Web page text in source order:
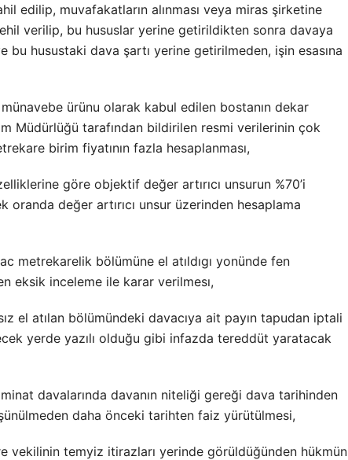
edilip, muvafakatların alınması veya miras şirketine
verilip, bu hususlar yerine getirildikten sonra davaya
husustaki dava şartı yerine getirilmeden, işin esasına
ürünu olarak kabul edilen bostanın dekar
Müdürlüğü tarafından bildirilen resmi verilerinin çok
birim fiyatının fazla hesaplanması,
göre objektif değer artırıcı unsurun %70’i
değer artırıcı unsur üzerinden hesaplama
metrekarelik bölümüne el atıldıgı yonünde fen
eksik inceleme ile karar verilmesı,
el atılan bölümündeki davacıya ait payın tapudan iptali
yerde yazılı olduğu gibi infazda tereddüt yaratacak
davalarında davanın niteliği gereği dava tarihinden
daha önceki tarihten faiz yürütülmesi,
vekilinin temyiz itirazları yerinde görüldüğünden hükmün